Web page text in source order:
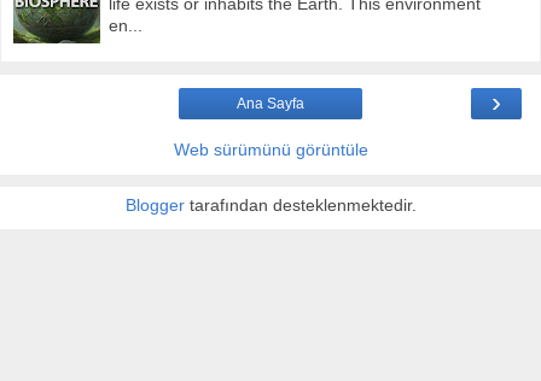
en...
›
Ana Sayfa
Web sürümünü görüntüle
Bloggertarafından desteklenmektedir.